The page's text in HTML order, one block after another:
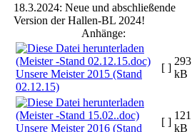
18.3.2024: Neue und abschließende
Version der Hallen-BL 2024!
Anhänge:
Unsere Meister 2015 (Stand
02.12.15)
[ ]
293
kB
Unsere Meister 2016 (Stand
[ ]
121
kB